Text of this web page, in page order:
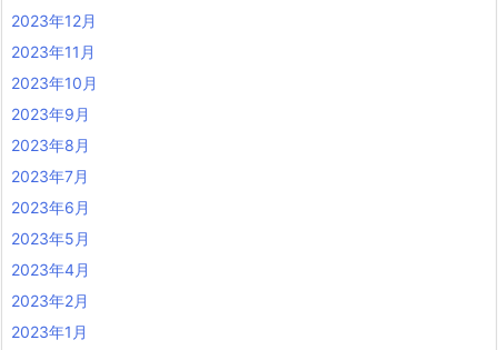
2023年12月
2023年11月
2023年10月
2023年9月
2023年8月
2023年7月
2023年6月
2023年5月
2023年4月
2023年2月
2023年1月